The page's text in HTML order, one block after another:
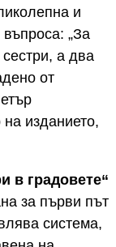
и
въпроса: „За
а два
от
изданието,
в градовете“
за първи път
система,